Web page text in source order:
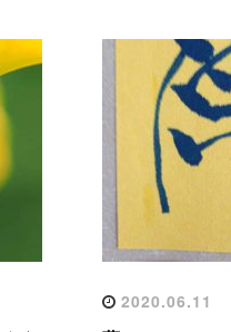
2020.06.11